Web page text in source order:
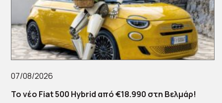
07/08/2026
Το νέο Fiat 500 Hybrid από €18.990 στη Βελμάρ!